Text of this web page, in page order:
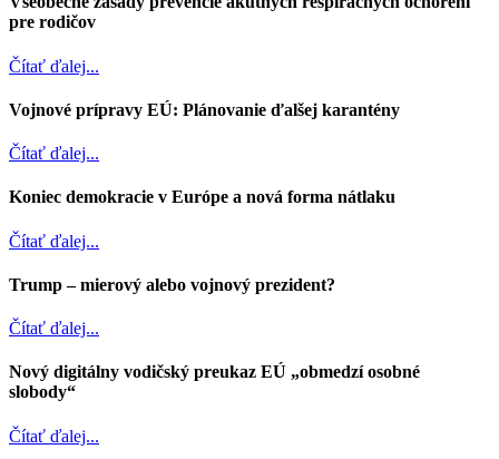
pre rodičov
Čítať ďalej...
Vojnové prípravy EÚ: Plánovanie ďalšej karantény
Čítať ďalej...
Koniec demokracie v Európe a nová forma nátlaku
Čítať ďalej...
Trump – mierový alebo vojnový prezident?
Čítať ďalej...
Nový digitálny vodičský preukaz EÚ „obmedzí osobné
slobody“
Čítať ďalej...